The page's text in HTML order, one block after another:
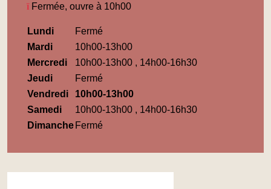
Fermée, ouvre à 10h00
Horaires
Médiathèque
Maupassant
Lundi
Fermé
Mardi
10h00-13h00
Mercredi
10h00-13h00 , 14h00-16h30
Jeudi
Fermé
Vendredi
10h00-13h00
Samedi
10h00-13h00 , 14h00-16h30
Dimanche Fermé